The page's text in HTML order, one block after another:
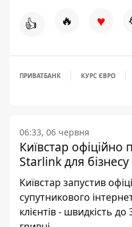
👍 🔥 ♥
ПРИВАТБАНК КУРС ЄВРО
06:33, 06 червня
Київстар офіційно
Starlink для
Київстар запустив
супутникового
клієнтів - швидкість